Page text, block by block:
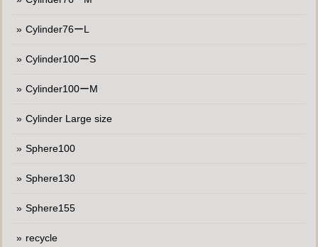
Cylinder76ーL
Cylinder100ーS
Cylinder100ーM
Cylinder Large size
Sphere100
Sphere130
Sphere155
recycle